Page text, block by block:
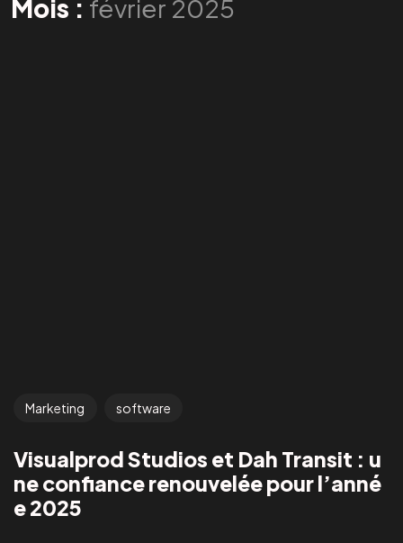
Mois : février 2025
Marketing software
Visualprod Studios et Dah Transit : u
ne confiance renouvelée pour l’anné
e 2025